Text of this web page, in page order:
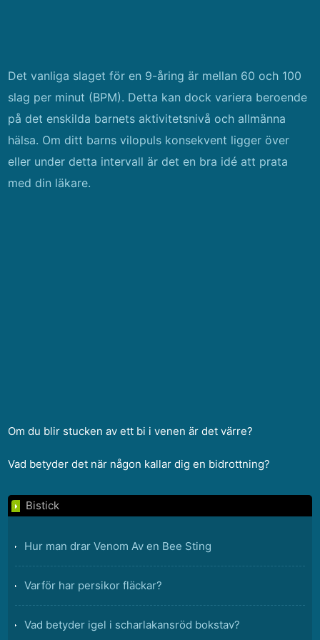
Det vanliga slaget för en 9-åring är mellan 60 och 100
slag per minut (BPM). Detta kan dock variera beroende
på det enskilda barnets aktivitetsnivå och allmänna
hälsa. Om ditt barns vilopuls konsekvent ligger över
eller under detta intervall är det en bra idé att prata
med din läkare.
Om du blir stucken av ett bi i venen är det värre?
Vad betyder det när någon kallar dig en bidrottning?
Bistick
Hur man drar Venom Av en Bee Sting
Varför har persikor fläckar?
Vad betyder igel i scharlakansröd bokstav?